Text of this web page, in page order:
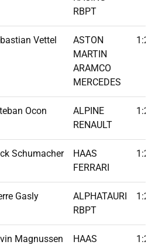
RBPT
Vettel
ASTON
MARTIN
ARAMCO
MERCEDES
Ocon
ALPINE
RENAULT
Schumacher
HAAS
FERRARI
Gasly
ALPHATAURI
RBPT
Magnussen
HAAS